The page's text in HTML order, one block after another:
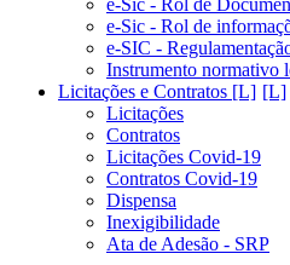
e-Sic - Rol de
e-Sic - Rol de
e-SIC -
Instrumento normativo
Licitações e Contratos [L]
Licitações
Contratos
Licitações Covid-19
Contratos Covid-19
Dispensa
Inexigibilidade
Ata de Adesão - SRP